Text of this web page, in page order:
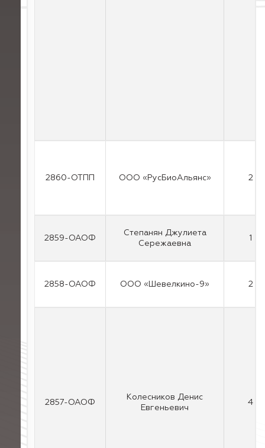
2860-ОТПП ООО «РусБиоАльянс» 2
2859-ОАОФ
Степанян Джулиета
Сережаевна
1
2858-ОАОФ ООО «Шевелкино-9» 2
2857-ОАОФ
Колесников Денис
Евгеньевич
4